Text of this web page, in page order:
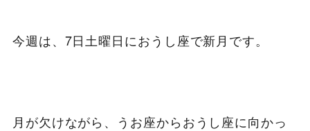
今週は、7日土曜日におうし座で新月です。
月が欠けながら、うお座からおうし座に向かっ